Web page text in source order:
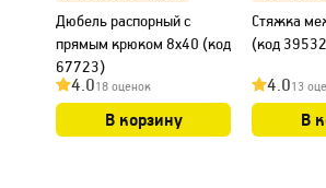
Дюбель распорный с
прямым крюком 8х40 (код
67723)
4.018 оценок
В корзину
Стяжка
(код
4.013
В